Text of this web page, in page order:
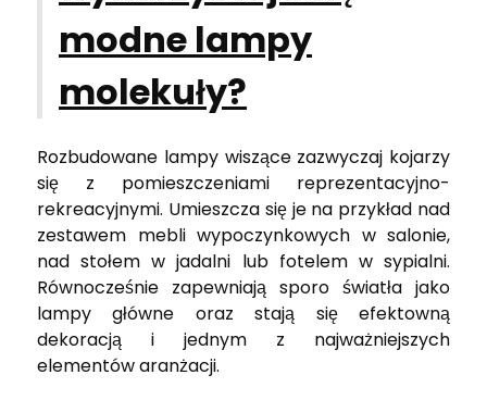
modne lampy
molekuły?
Rozbudowane lampy wiszące zazwyczaj kojarzy
się z pomieszczeniami reprezentacyjno-
rekreacyjnymi. Umieszcza się je na przykład nad
zestawem mebli wypoczynkowych w salonie,
nad stołem w jadalni lub fotelem w sypialni.
Równocześnie zapewniają sporo światła jako
lampy główne oraz stają się efektowną
dekoracją i jednym z najważniejszych
elementów aranżacji.